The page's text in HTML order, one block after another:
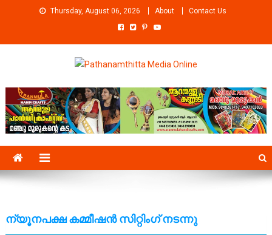
Thursday, August 06, 2026 About Contact Us
Pathanamthitta Media Online
ന്യൂനപക്ഷ കമ്മീഷന്‍ സിറ്റിംഗ് നടന്നു